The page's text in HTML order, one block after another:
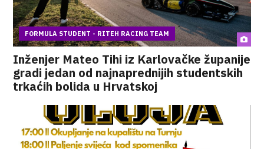
FORMULA STUDENT - RITEH RACING TEAM
Inženjer Mateo Tihi iz Karlovačke županije
gradi jedan od najnaprednijih studentskih
trkaćih bolida u Hrvatskoj